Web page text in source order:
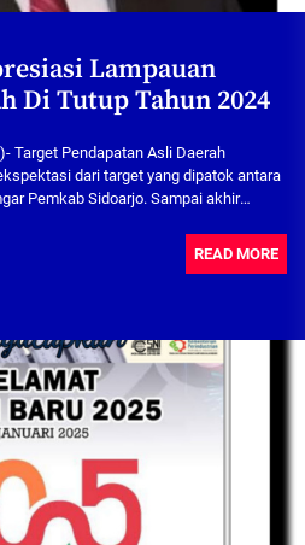
Lampauan
Di Tutup Tahun 2024
Target Pendapatan Asli Daerah
dari target yang dipatok antara
Pemkab Sidoarjo. Sampai akhir
READ MORE